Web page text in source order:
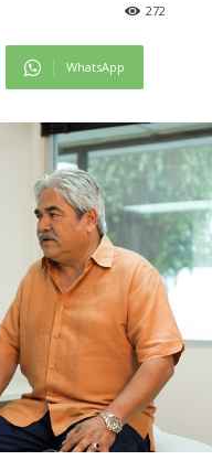
272
WhatsApp